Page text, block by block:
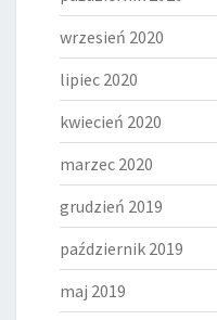
wrzesień 2020
lipiec 2020
kwiecień 2020
marzec 2020
grudzień 2019
październik 2019
maj 2019